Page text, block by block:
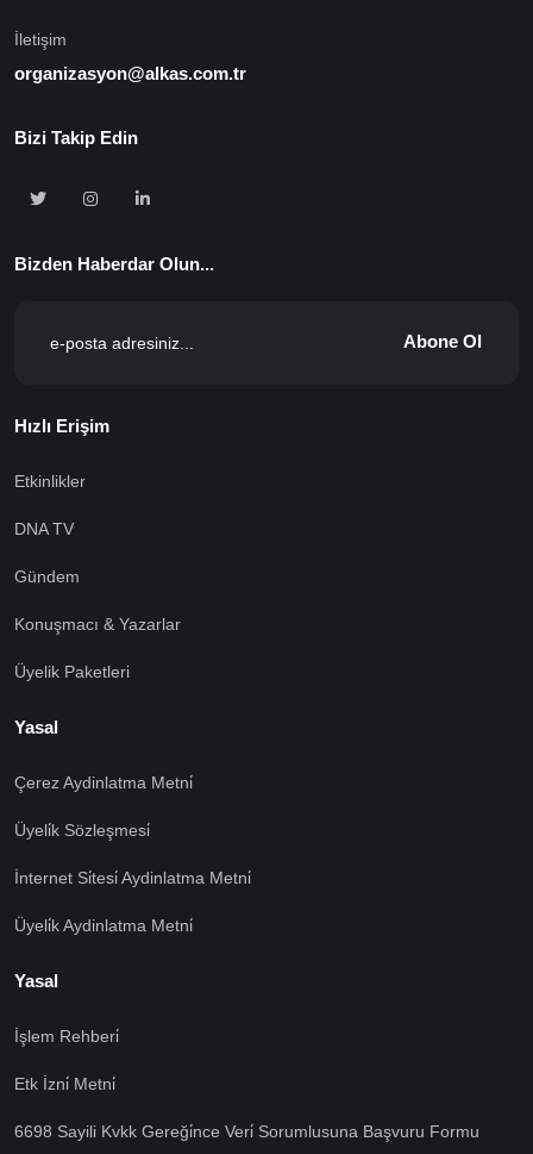
İletişim
organizasyon@alkas.com.tr
Bizi Takip Edin
Bizden Haberdar Olun...
Abone Ol
Hızlı Erişim
Etkinlikler
DNA TV
Gündem
Konuşmacı & Yazarlar
Üyelik Paketleri
Yasal
Çerez Aydinlatma Metni̇
Üyeli̇k Sözleşmesi̇
İnternet Si̇tesi̇ Aydinlatma Metni̇
Üyeli̇k Aydinlatma Metni̇
Yasal
İşlem Rehberi̇
Etk İzni̇ Metni̇
6698 Sayili Kvkk Gereği̇nce Veri̇ Sorumlusuna Başvuru Formu
🍪 Çerez Kullanıyoruz!
Sizlere daha iyi hizmet vermek amacı ile gizliliğe uygun